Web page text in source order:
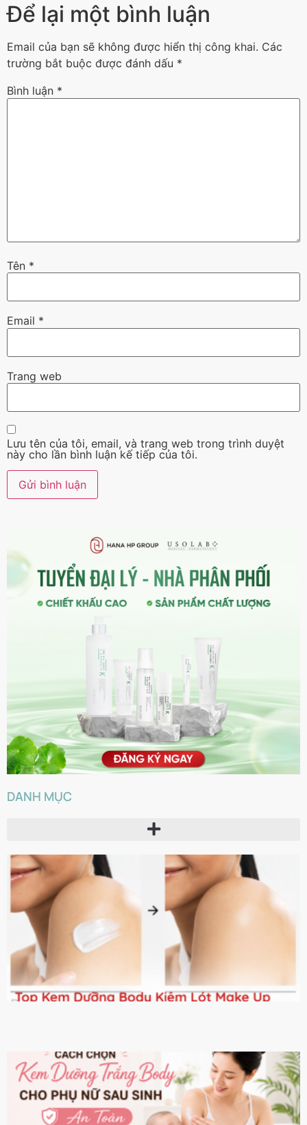
Để lại một bình luận
Email của bạn sẽ không được hiển thị công khai. Các
trường bắt buộc được đánh dấu *
Bình luận *
Tên *
Email *
Trang web
Lưu tên của tôi, email, và trang web trong trình duyệt
này cho lần bình luận kế tiếp của tôi.
DANH MỤC